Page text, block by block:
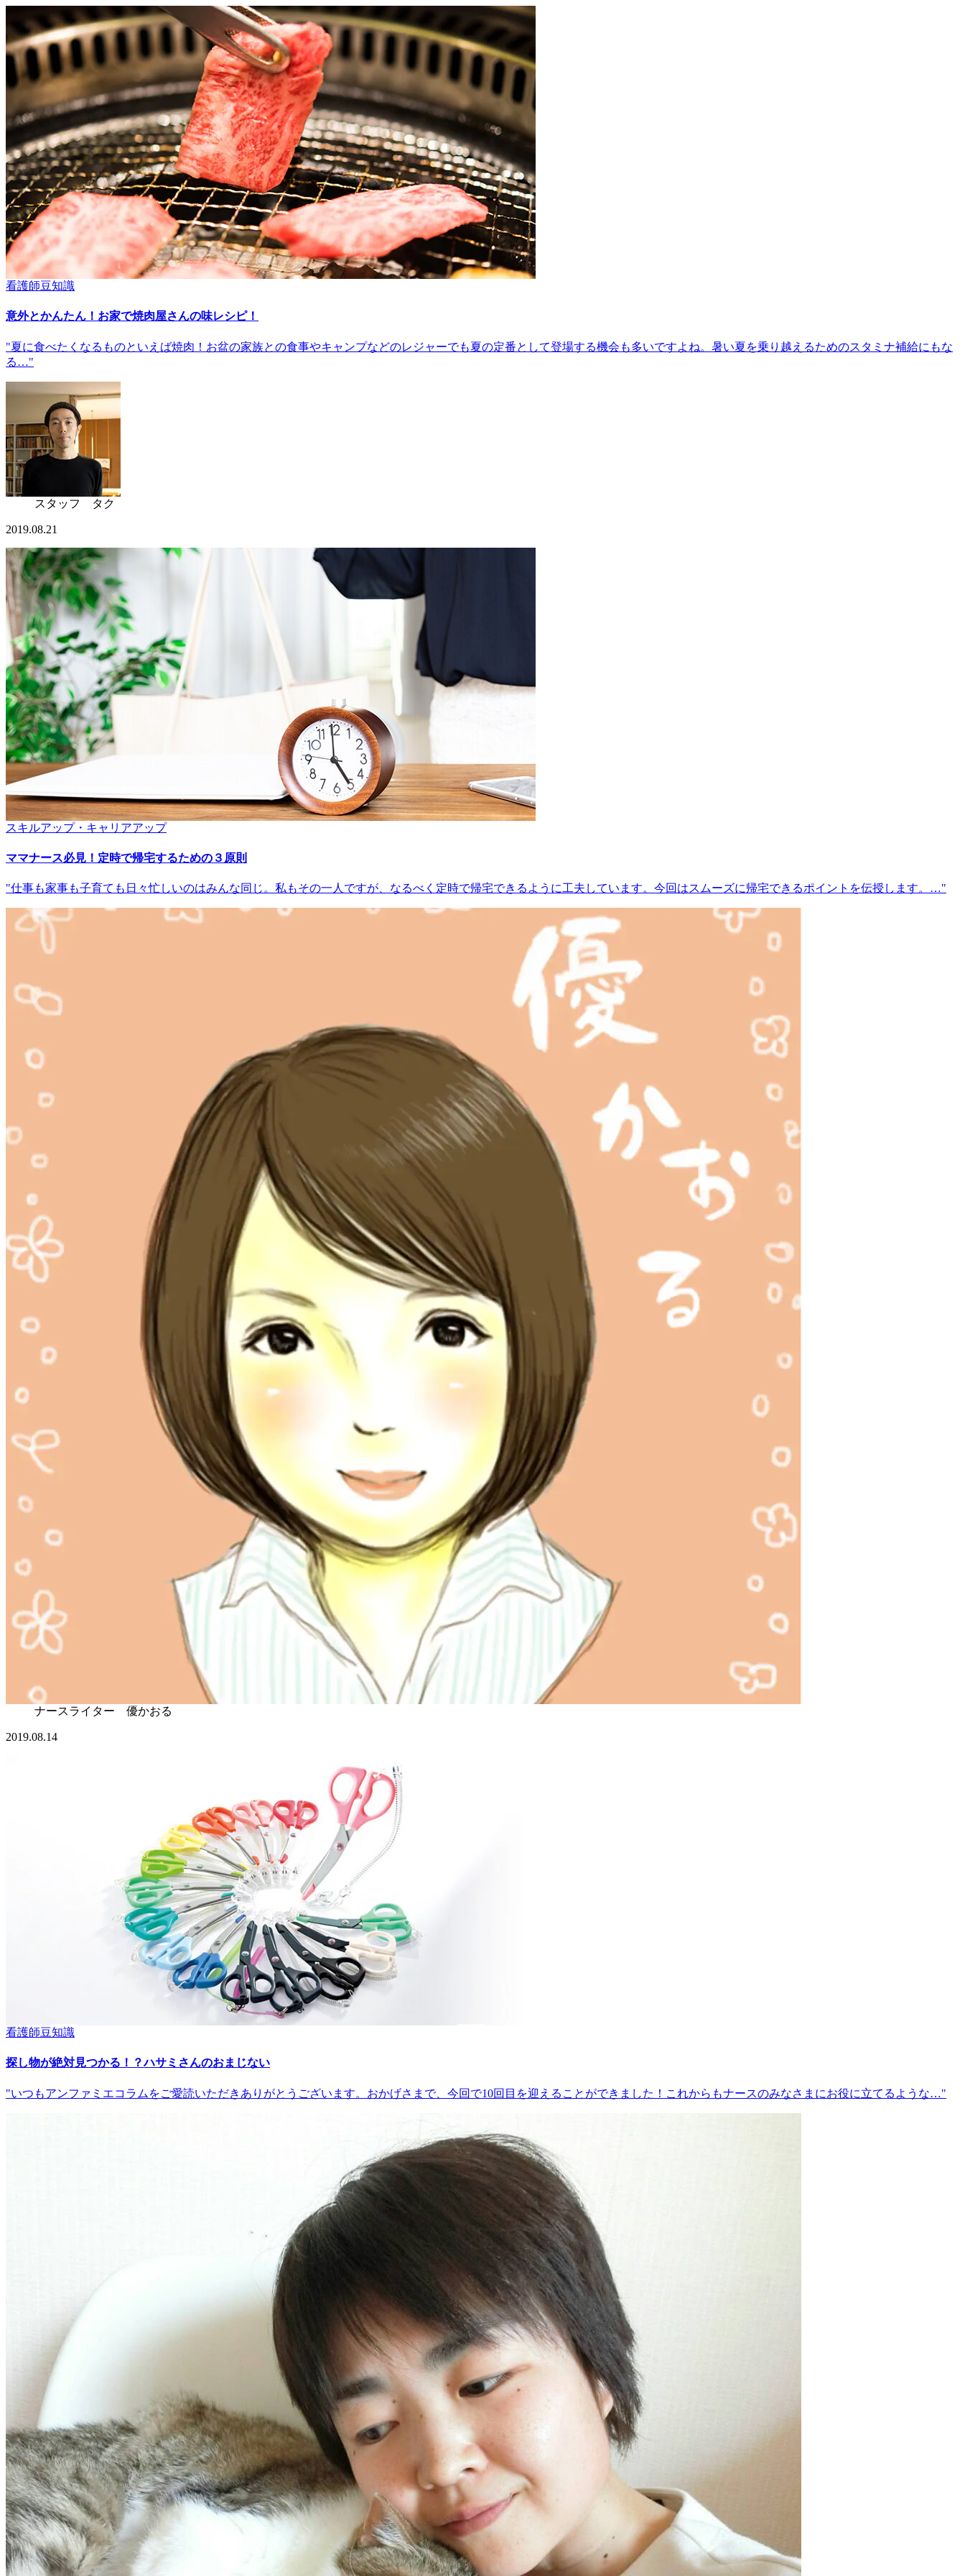
看護師豆知識
意外とかんたん！お家で焼肉屋さんの味レシピ！
"夏に食べたくなるものといえば焼肉！お盆の家族との食事やキャンプなどのレジャーでも夏の定番として登場する機会も多いですよね。暑い夏を乗り越えるためのスタミナ補給にもな
る…"
スタッフ タク
2019.08.21
スキルアップ・キャリアアップ
ママナース必見！定時で帰宅するための３原則
"仕事も家事も子育ても日々忙しいのはみんな同じ。私もその一人ですが、なるべく定時で帰宅できるように工夫しています。今回はスムーズに帰宅できるポイントを伝授します。…"
ナースライター 優かおる
2019.08.14
看護師豆知識
探し物が絶対見つかる！？ハサミさんのおまじない
"いつもアンファミエコラムをご愛読いただきありがとうございます。おかげさまで、今回で10回目を迎えることができました！これからもナースのみなさまにお役に立てるような…"